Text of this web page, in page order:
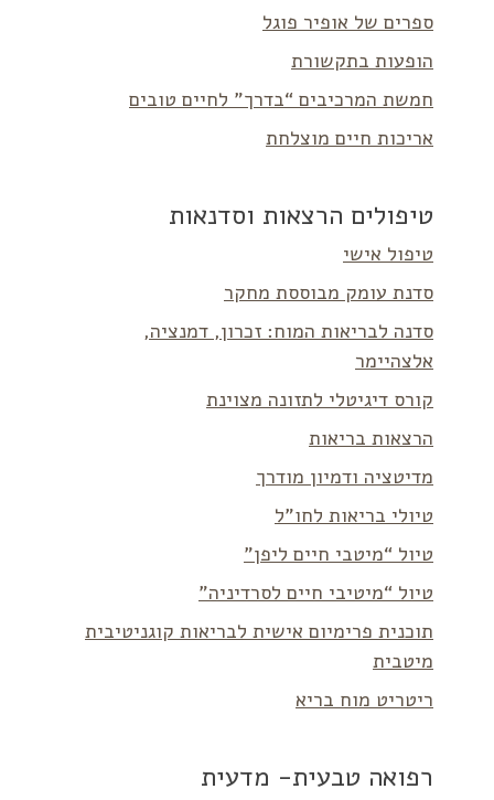
ספרים של אופיר פוגל
הופעות בתקשורת
חמשת המרכיבים “בדרך” לחיים טובים
אריכות חיים מוצלחת
טיפולים הרצאות וסדנאות
טיפול אישי
סדנת עומק מבוססת מחקר
סדנה לבריאות המוח: זכרון, דמנציה,
אלצהיימר
קורס דיגיטלי לתזונה מצוינת
הרצאות בריאות
מדיטציה ודמיון מודרך
טיולי בריאות לחו”ל
טיול “מיטבי חיים ליפן”
טיול “מיטיבי חיים לסרדיניה”
תוכנית פרימיום אישית לבריאות קוגניטיבית
מיטבית
ריטריט מוח בריא
רפואה טבעית- מדעית